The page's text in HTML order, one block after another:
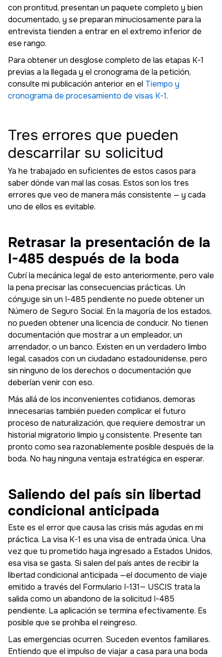
con prontitud, presentan un paquete completo y bien
documentado, y se preparan minuciosamente para la
entrevista tienden a entrar en el extremo inferior de
ese rango.
Para obtener un desglose completo de las etapas K-1
previas a la llegada y el cronograma de la petición,
consulte mi publicación anterior en el Tiempo y
cronograma de procesamiento de visas K-1.
Tres errores que pueden
descarrilar su solicitud
Ya he trabajado en suficientes de estos casos para
saber dónde van mal las cosas. Estos son los tres
errores que veo de manera más consistente — y cada
uno de ellos es evitable.
Retrasar la presentación de la
I-485 después de la boda
Cubrí la mecánica legal de esto anteriormente, pero vale
la pena precisar las consecuencias prácticas. Un
cónyuge sin un I-485 pendiente no puede obtener un
Número de Seguro Social. En la mayoría de los estados,
no pueden obtener una licencia de conducir. No tienen
documentación que mostrar a un empleador, un
arrendador, o un banco. Existen en un verdadero limbo
legal, casados con un ciudadano estadounidense, pero
sin ninguno de los derechos o documentación que
deberían venir con eso.
Más allá de los inconvenientes cotidianos, demoras
innecesarias también pueden complicar el futuro
proceso de naturalización, que requiere demostrar un
historial migratorio limpio y consistente. Presente tan
pronto como sea razonablemente posible después de la
boda. No hay ninguna ventaja estratégica en esperar.
Saliendo del país sin libertad
condicional anticipada
Este es el error que causa las crisis más agudas en mi
práctica. La visa K-1 es una visa de entrada única. Una
vez que tu prometido haya ingresado a Estados Unidos,
esa visa se gasta. Si salen del país antes de recibir la
libertad condicional anticipada —el documento de viaje
emitido a través del Formulario I-131— USCIS trata la
salida como un abandono de la solicitud I-485
pendiente. La aplicación se termina efectivamente. Es
posible que se prohíba el reingreso.
Las emergencias ocurren. Suceden eventos familiares.
Entiendo que el impulso de viajar a casa para una boda